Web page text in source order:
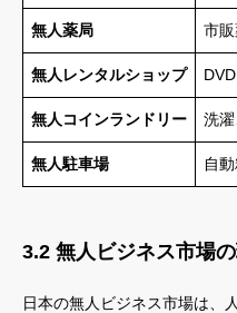
無人薬局 市販
無人レンタルショップ
無人コインランドリー 洗濯
無人駐車場 自
3.2 無人ビジネス市場
日本の無人ビジネス市場は、